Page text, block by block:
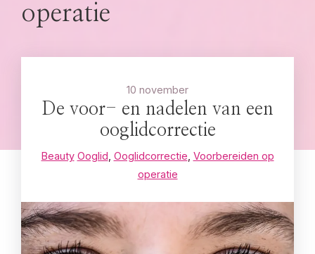
operatie
10 november
De voor- en nadelen van een
ooglidcorrectie
Beauty Ooglid Ooglidcorrectie Voorbereiden op
operatie